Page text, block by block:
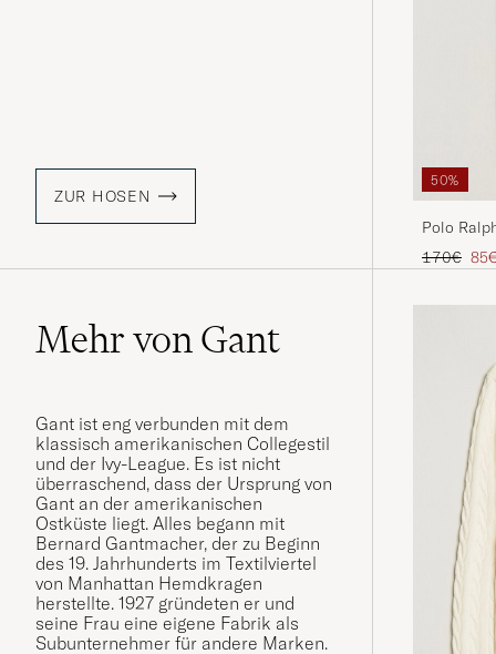
ZUR HOSEN
50%
Polo
Regulärer
170€
Mehr von Gant
Gant ist eng verbunden mit dem
klassisch amerikanischen Collegestil
und der Ivy-League. Es ist nicht
überraschend, dass der Ursprung von
Gant an der amerikanischen
Ostküste liegt. Alles begann mit
Bernard Gantmacher, der zu Beginn
des 19. Jahrhunderts im Textilviertel
von Manhattan Hemdkragen
herstellte. 1927 gründeten er und
seine Frau eine eigene Fabrik als
Subunternehmer für andere Marken.